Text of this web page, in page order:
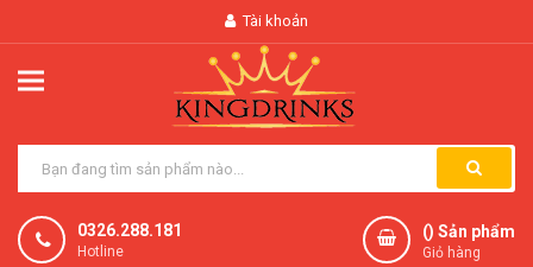
Tài khoản
0326.288.181
Hotline
() Sản phẩm
Giỏ hàng